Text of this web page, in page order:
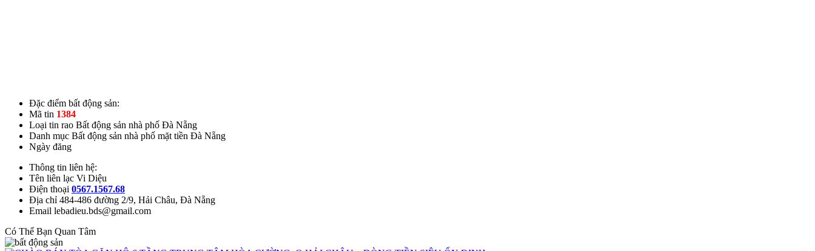
Đặc điểm bất động sản:
Mã tin 1384
Loại tin rao Bất động sản nhà phố Đà Nẵng
Danh mục Bất động sản nhà phố mặt tiền Đà Nẵng
Ngày đăng
Thông tin liên hệ:
Tên liên lạc Vi Diệu
Điện thoại 0567.1567.68
Địa chỉ 484-486 đường 2/9, Hải Châu, Đà Nẵng
Email lebadieu.bds@gmail.com
Có Thể Bạn Quan Tâm